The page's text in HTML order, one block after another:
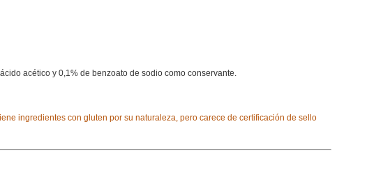
acético y 0,1% de benzoato de sodio como conservante.
ingredientes con gluten por su naturaleza, pero carece de certificación de sello